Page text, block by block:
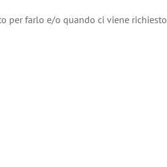
per farlo e/o quando ci viene richiesto